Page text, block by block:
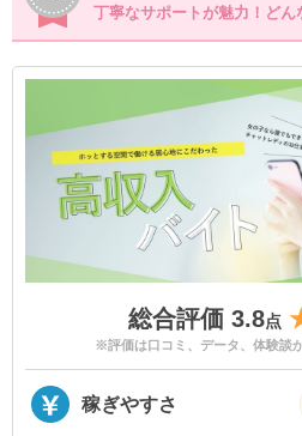
丁寧なサポートが魅力！ど
総合評価 3.8点
※評価は口コミ、データ、体験談
稼ぎやすさ